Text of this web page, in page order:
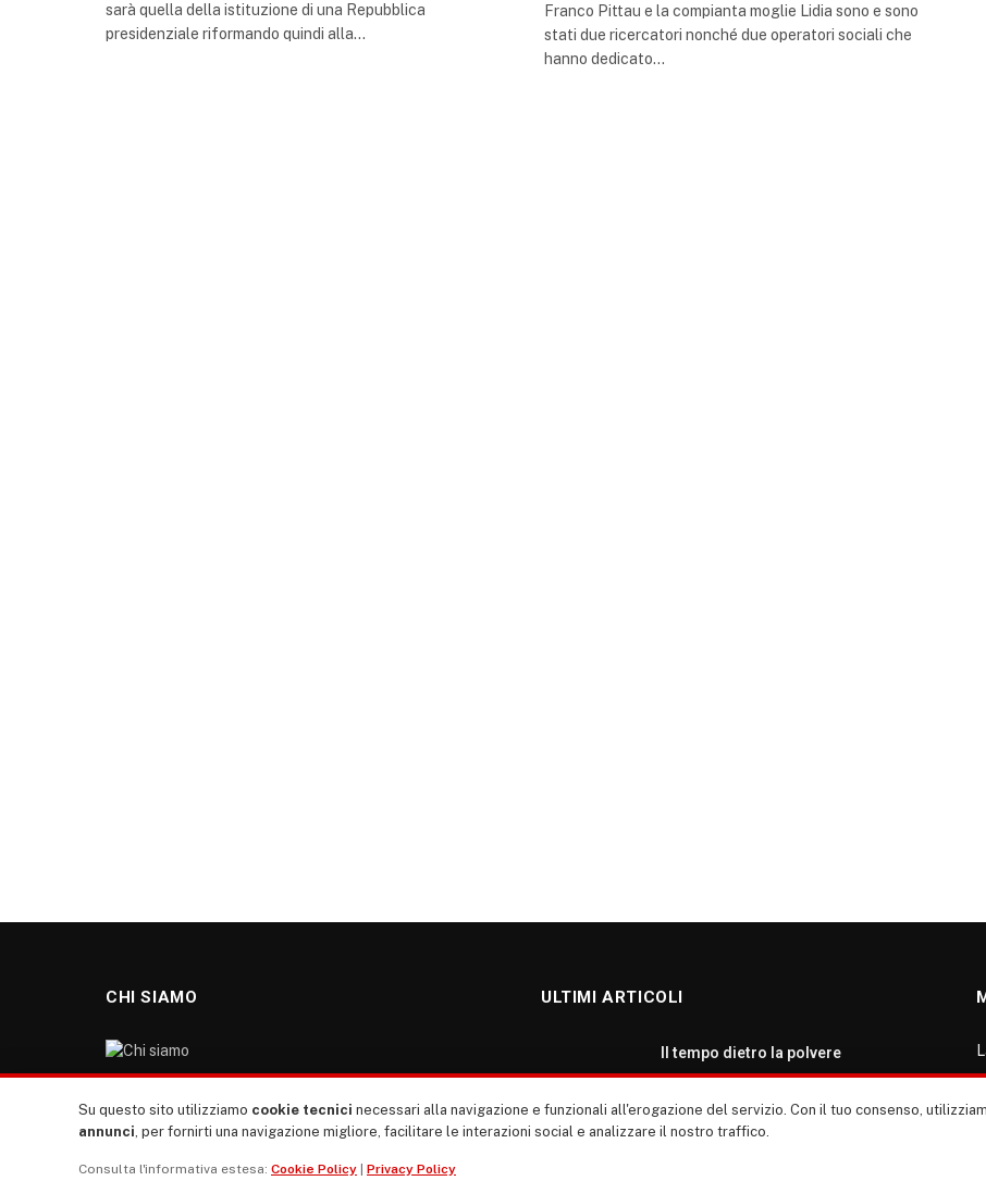
sarà quella della istituzione di una Repubblica
presidenziale riformando quindi alla…
Franco Pittau e la compianta moglie Lidia sono e sono
stati due ricercatori nonché due operatori sociali che
hanno dedicato…
CHI SIAMO
nostro sito giornale è l’erede di “TUTTI”: giornale
anni ‘70, “rete”, diremmo oggi, dei direttori dei giornali
ULTIMI ARTICOLI
Il tempo dietro la polvere
Su questo sito utilizziamo cookie tecnici necessari alla navigazione e funzionali all'erogazione del servizio. Con il tuo consenso,
annunci, per fornirti una navigazione migliore, facilitare le interazioni social e analizzare il nostro traffico.
Consulta l'informativa estesa: Cookie Policy Privacy Policy